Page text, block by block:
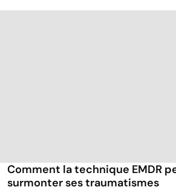
Comment la technique EMDR
surmonter ses traumatismes